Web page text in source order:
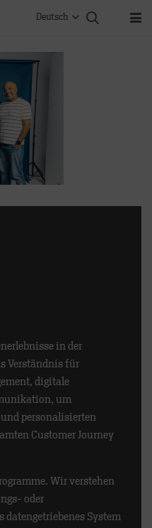
Deutsch
in der
Verständnis für
digitale
um
personalisierten
Customer Journey
Wir verstehen
oder
System